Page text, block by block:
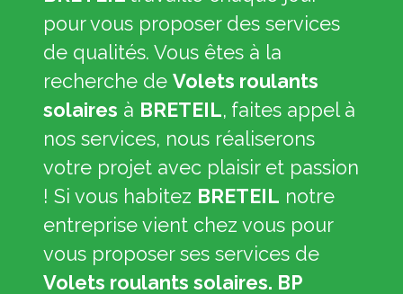
pour vous proposer des services
de qualités. Vous êtes à la
recherche de Volets roulants
solaires à BRETEIL, faites appel à
nos services, nous réaliserons
votre projet avec plaisir et passion
! Si vous habitez BRETEIL notre
entreprise vient chez vous pour
vous proposer ses services de
Volets roulants solaires. BP